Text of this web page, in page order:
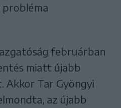
februárban
miatt újabb
Tar Gyöngyi
az újabb